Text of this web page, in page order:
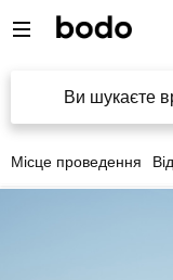
Ви шукаєте
Місце проведення